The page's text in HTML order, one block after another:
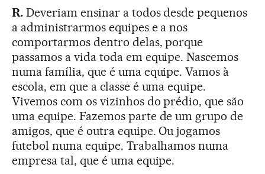
R. Deveriam ensinar a todos desde pequenos
a administrarmos equipes e a nos
comportarmos dentro delas, porque
passamos a vida toda em equipe. Nascemos
numa família, que é uma equipe. Vamos à
escola, em que a classe é uma equipe.
Vivemos com os vizinhos do prédio, que são
uma equipe. Fazemos parte de um grupo de
amigos, que é outra equipe. Ou jogamos
futebol numa equipe. Trabalhamos numa
empresa tal, que é uma equipe.